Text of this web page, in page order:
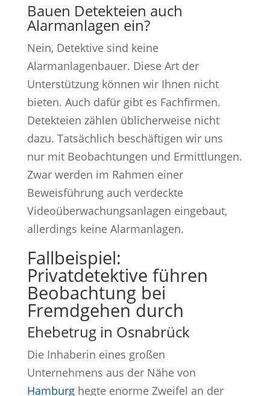
Bauen Detekteien auch
Alarmanlagen ein?
Nein, Detektive sind keine
Alarmanlagenbauer. Diese Art der
Unterstützung können wir Ihnen nicht
bieten. Auch dafür gibt es Fachfirmen.
Detekteien zählen üblicherweise nicht
dazu. Tatsächlich beschäftigen wir uns
nur mit Beobachtungen und Ermittlungen.
Zwar werden im Rahmen einer
Beweisführung auch verdeckte
Videoüberwachungsanlagen eingebaut,
allerdings keine Alarmanlagen.
Fallbeispiel:
Privatdetektive führen
Beobachtung bei
Fremdgehen durch
Ehebetrug in Osnabrück
Die Inhaberin eines großen
Unternehmens aus der Nähe von
Hamburghegte enorme Zweifel an der